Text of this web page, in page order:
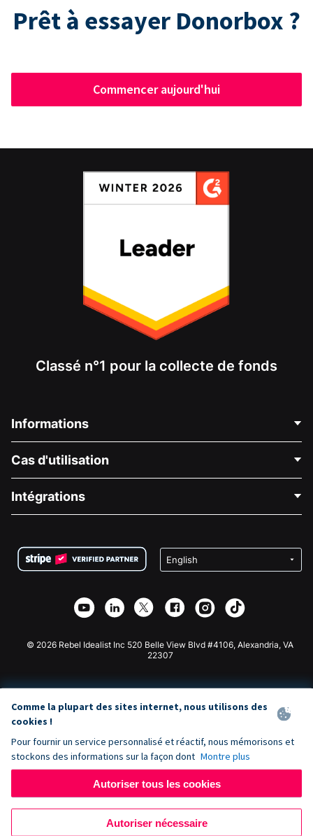
Prêt à essayer Donorbox ?
Commencer aujourd'hui
Classé n°1 pour la collecte de fonds
Informations
À propos de nous
Carrières
Confidentialité
Partenariat d'affiliation
Bibliothèque
Cas d'utilisation
Collecte de fonds médicale
Collecte de fonds caritative
Intégrations
Plugin de don Wix
Application de don Webflow
Don Joomla
© 2026 Rebel Idealist Inc 520 Belle View Blvd #4106, Alexandria, VA
22307
Comme la plupart des sites internet, nous utilisons des
cookies !
Pour fournir un service personnalisé et réactif, nous mémorisons et
stockons des informations sur la façon dont Montre plus
Autoriser tous les cookies
Autoriser nécessaire